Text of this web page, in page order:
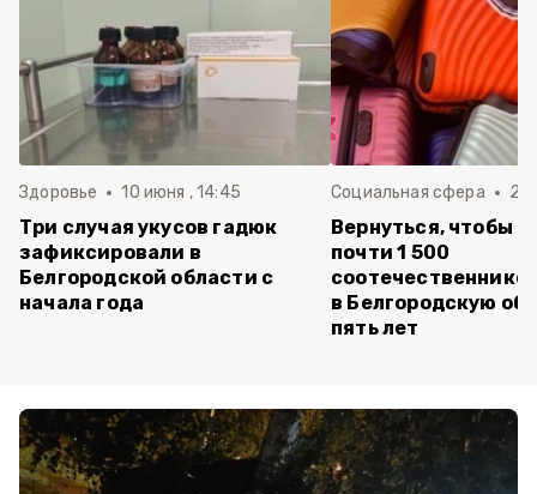
Здоровье 10 июня , 14:45
Три случая укусов гадюк
зафиксировали в
Белгородской области с
начала года
Социальная сфера 20
Вернуться, чтобы
почти 1 500
в Белгородскую
пять лет